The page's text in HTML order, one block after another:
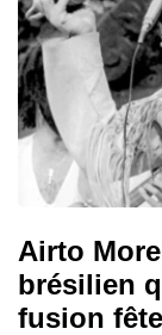
Airto
brésilien
fusion